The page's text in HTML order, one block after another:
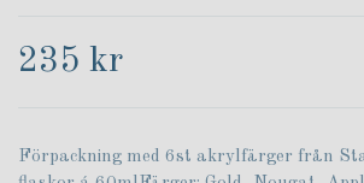
235 kr
Förpackning med 6st akrylfärger från